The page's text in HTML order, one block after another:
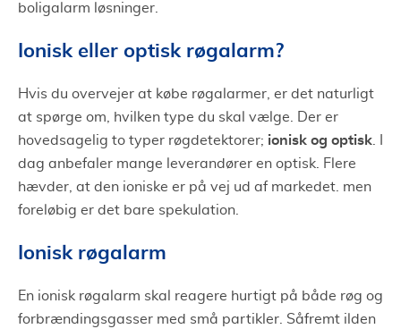
boligalarm løsninger.
Ionisk eller optisk røgalarm?
Hvis du overvejer at købe røgalarmer, er det naturligt
at spørge om, hvilken type du skal vælge. Der er
hovedsagelig to typer røgdetektorer; ionisk og optisk
dag anbefaler mange leverandører en optisk. Flere
hævder, at den ioniske er på vej ud af markedet. men
foreløbig er det bare spekulation.
Ionisk røgalarm
En ionisk røgalarm skal reagere hurtigt på både røg og
forbrændingsgasser med små partikler. Såfremt ilden